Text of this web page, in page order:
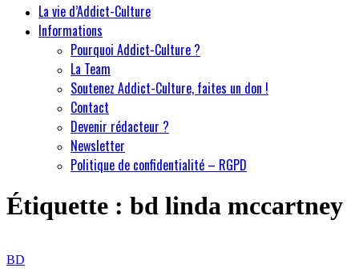
La vie d’Addict-Culture
Informations
Pourquoi Addict-Culture ?
La Team
Soutenez Addict-Culture, faites un don !
Contact
Devenir rédacteur ?
Newsletter
Politique de confidentialité – RGPD
Étiquette : bd linda mccartney
BD